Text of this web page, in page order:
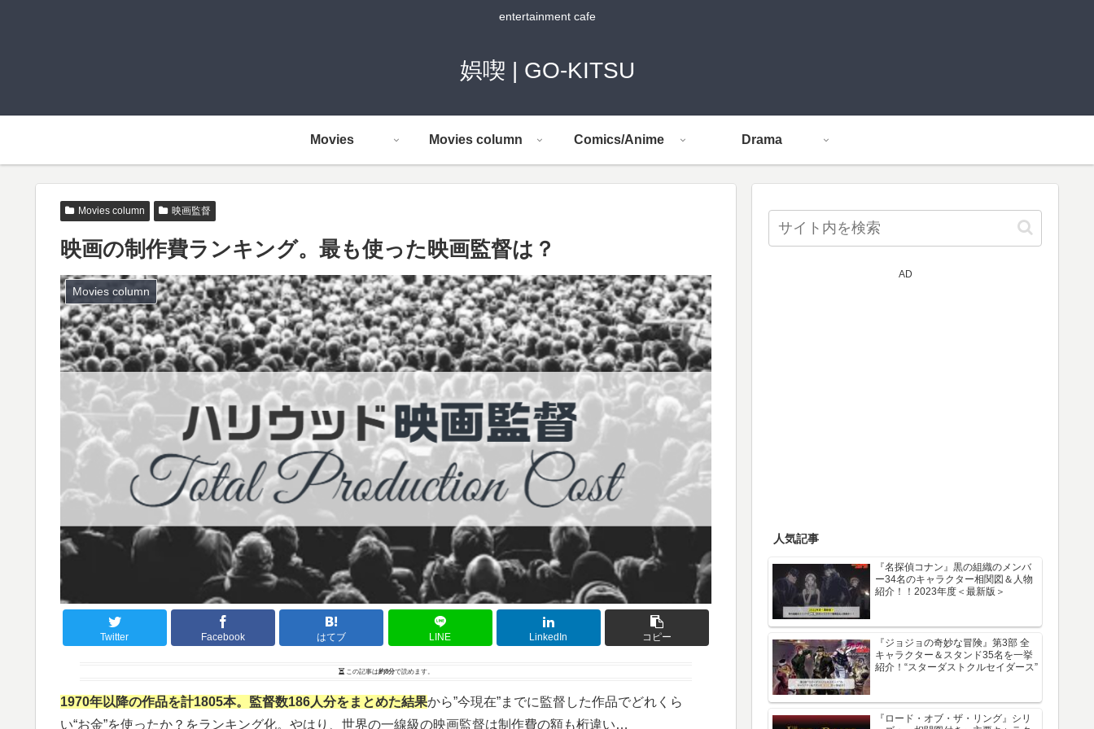
entertainment cafe
娯喫 | GO-KITSU
Movies Movies column Comics/Anime Drama
Movies column 映画監督
映画の制作費ランキング。最も使った映画監督は？
Movies column
Twitter Facebook はてブ LINE LinkedIn コピー
この記事は約8分で読めます。
1970年以降の作品を計1805本。監督数186人分をまとめた結果から”今現在”までに監督した作品でどれくら
い“お金”を使ったか？をランキング化。やはり、世界の一線級の映画監督は制作費の額も桁違い…
AD
人気記事
『名探偵コナン』黒の組織のメンバ
ー34名のキャラクター相関図＆人物
紹介！！2023年度＜最新版＞
『ジョジョの奇妙な冒険』第3部 全
キャラクター＆スタンド35名を一挙
紹介！“スターダストクルセイダース”
『ロード・オブ・ザ・リング』シリ